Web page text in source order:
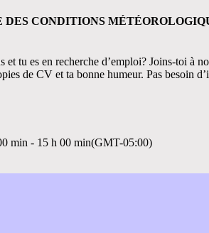
DES CONDITIONS
et tu es en recherche d’emploi? Joins-toi à
de CV et ta bonne humeur. Pas besoin
min - 15 h 00 min(GMT-05:00)